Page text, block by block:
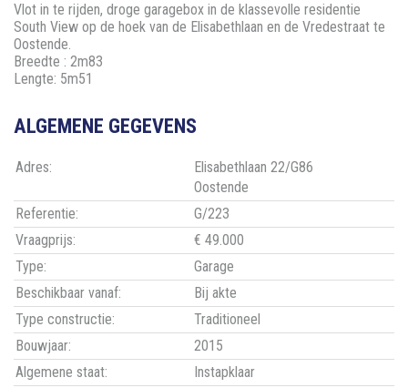
Vlot in te rijden, droge garagebox in de klassevolle residentie
South View op de hoek van de Elisabethlaan en de Vredestraat te
Oostende.
Breedte : 2m83
Lengte: 5m51
ALGEMENE GEGEVENS
Adres:
Elisabethlaan 22/G86
Oostende
Referentie:
G/223
Vraagprijs:
€ 49.000
Type:
Garage
Beschikbaar vanaf:
Bij akte
Type constructie:
Traditioneel
Bouwjaar:
2015
Algemene staat:
Instapklaar